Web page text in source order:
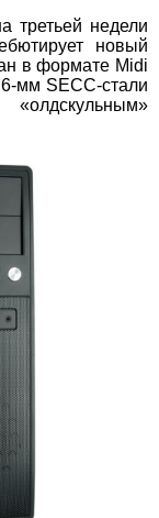
третьей недели
новый
в формате Midi
мм SECC-стали